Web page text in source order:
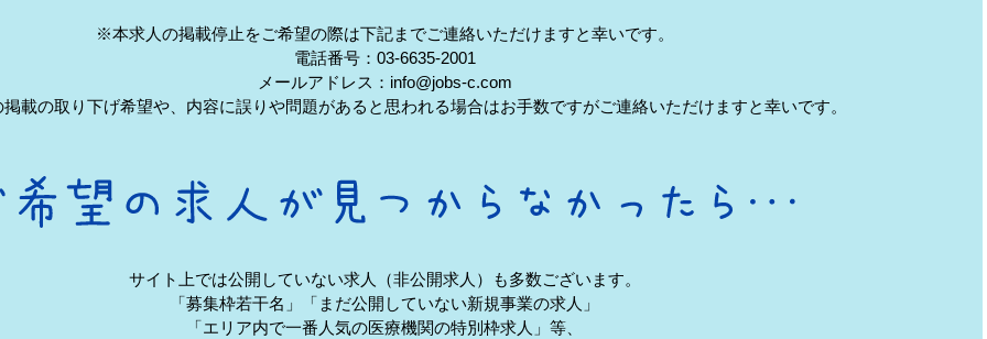
※本求人の掲載停止をご希望の際は下記までご連絡いただけますと幸いです。
電話番号：03-6635-2001
メールアドレス：info@jobs-c.com
載の取り下げ希望や、内容に誤りや問題があると思われる場合はお手数ですがご連絡いただけますと幸いです。
サイト上では公開していない求人（非公開求人）も多数ございます。
「募集枠若干名」「まだ公開していない新規事業の求人」
「エリア内で一番人気の医療機関の特別枠求人」等、